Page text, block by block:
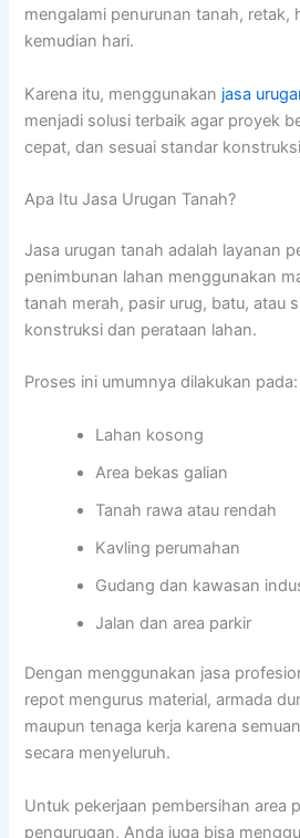
mengalami penurunan tanah, retak,
kemudian hari.
Karena itu, menggunakan jasa
menjadi solusi terbaik agar proyek
cepat, dan sesuai standar
Apa Itu Jasa Urugan Tanah?
Jasa urugan tanah adalah layanan
penimbunan lahan menggunakan
tanah merah, pasir urug, batu, atau
konstruksi dan perataan lahan.
Proses ini umumnya dilakukan pada:
Lahan kosong
Area bekas galian
Tanah rawa atau rendah
Kavling perumahan
Gudang dan kawasan
Jalan dan area parkir
Dengan menggunakan jasa
repot mengurus material, armada
maupun tenaga kerja karena
secara menyeluruh.
Untuk pekerjaan pembersihan area
pengurugan, Anda juga bisa